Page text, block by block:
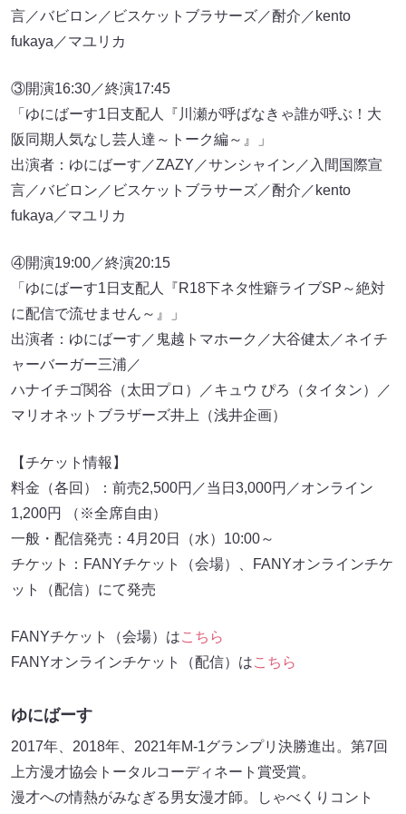
言／バビロン／ビスケットブラサーズ／酎介／kento
fukaya／マユリカ
③開演16:30／終演17:45
「ゆにばーす1日支配人『川瀬が呼ばなきゃ誰が呼ぶ！大
阪同期人気なし芸人達～トーク編～』」
出演者：ゆにばーす／ZAZY／サンシャイン／入間国際宣
言／バビロン／ビスケットブラサーズ／酎介／kento
fukaya／マユリカ
④開演19:00／終演20:15
「ゆにばーす1日支配人『R18下ネタ性癖ライブSP～絶対
に配信で流せません～』」
出演者：ゆにばーす／鬼越トマホーク／大谷健太／ネイチ
ャーバーガー三浦／
ハナイチゴ関谷（太田プロ）／キュウ ぴろ（タイタン）／
マリオネットブラザーズ井上（浅井企画）
【チケット情報】
料金（各回）：前売2,500円／当日3,000円／オンライン
1,200円 （※全席自由）
一般・配信発売：4月20日（水）10:00～
チケット：FANYチケット（会場）、FANYオンラインチケ
ット（配信）にて発売
FANYチケット（会場）はこちら
FANYオンラインチケット（配信）はこちら
ゆにばーす
2017年、2018年、2021年M-1グランプリ決勝進出。第7回
上方漫才協会トータルコーディネート賞受賞。
漫才への情熱がみなぎる男女漫才師。しゃべくりコント